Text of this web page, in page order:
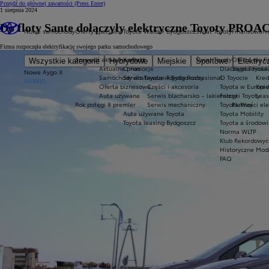
Przejdź do głównej zawartości (Press Enter)
Nowe samochody
Wszystkie kategorie Hybrydowe Miejskie Sportowe
Nowe Aygo X
HYBRID
Oferty specjalne
Sprawdź aktualne oferty
Aktualne promocje
Samochody dostawcze Toyota Professional
Oferta biznesowa
Auta używane
Rok potęgi 8 premier
Toyota Walder Bydgoszcz
Kontakt
O nas
Serwis Toyota w Bydgoszczy
Części i akcesoria
Serwis blacharsko – lakierniczy
Serwis mechaniczny
Auta używane Toyota
Toyota leasing Bydgoszcz
Świat Toyoty
Świat Toyoty
Dlaczego
O Toyocie
Toyota w Europie
Fabryki Toyoty
Toyota Way
Toyota Mobility
Toyota a
Norma WLTP
Klub
Historyczne
FAQ
Oferta dla
Toyota
Płatności
1 sierpnia 2024
Do floty Sante dołączyły elektryczne Toyoty
Firma rozpoczęła elektryfikację swojego parku samochodowego